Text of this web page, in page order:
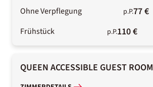
Ohne Verpflegung p.P.77 €
Frühstück p.P.110 €
QUEEN ACCESSIBLE GUEST ROOM